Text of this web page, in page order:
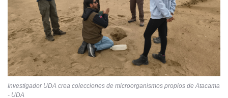
Investigador UDA crea colecciones de microorganismos propios de Atacama
- UDA